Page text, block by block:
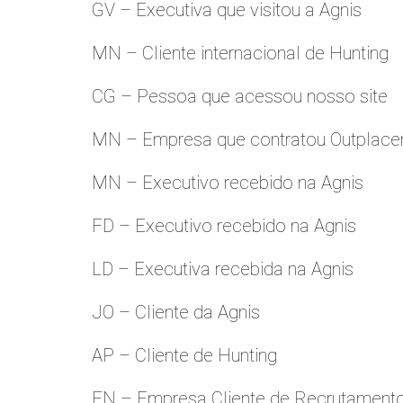
GV – Executiva que visitou a Agnis
MN – Cliente internacional de Hunting
CG – Pessoa que acessou nosso site
MN – Empresa que contratou
MN – Executivo recebido na Agnis
FD – Executivo recebido na Agnis
LD – Executiva recebida na Agnis
JO – Cliente da Agnis
AP – Cliente de Hunting
FN – Empresa Cliente de